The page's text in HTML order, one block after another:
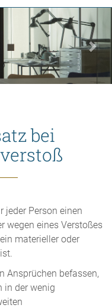
bei
jeder Person einen
wegen eines Verstoßes
materieller oder
Ansprüchen befassen,
in der wenig